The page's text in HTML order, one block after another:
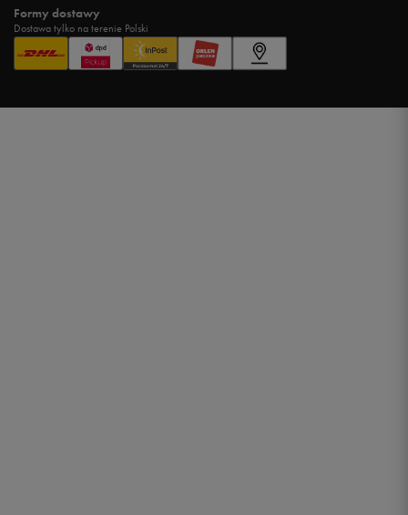
Formy dostawy
Dostawa tylko na terenie Polski